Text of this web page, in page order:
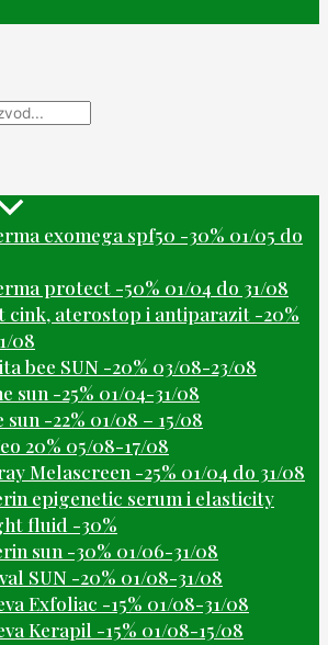
exomega spf50 -30% 01/05 do
protect -50% 01/04 do 31/08
cink, aterostop i antiparazit -20%
08
bee SUN -20% 03/08-23/08
sun -25% 01/04-31/08
sun -22% 01/08 – 15/08
20% 05/08-17/08
Melascreen -25% 01/04 do 31/08
epigenetic serum i elasticity
fluid -30%
sun -30% 01/06-31/08
SUN -20% 01/08-31/08
Exfoliac -15% 01/08-31/08
Kerapil -15% 01/08-15/08